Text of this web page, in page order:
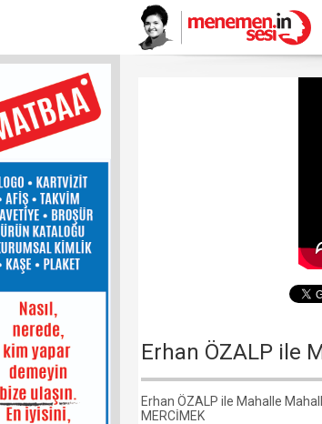
Erhan ÖZALP ile
Erhan ÖZALP ile Mahalle
MERCİMEK